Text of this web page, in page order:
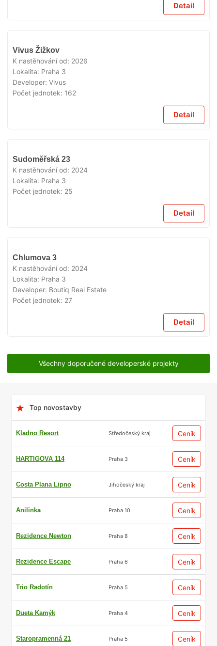
Detail
Vivus Žižkov
K nastěhování od: 2026
Lokalita: Praha 3
Developer: Vivus
Počet jednotek: 162
Detail
Sudoměřská 23
K nastěhování od: 2024
Lokalita: Praha 3
Počet jednotek: 25
Detail
Chlumova 3
K nastěhování od: 2024
Lokalita: Praha 3
Developer: Boutiq Real Estate
Počet jednotek: 27
Detail
Všechny doporučené developerské projekty
Top novostavby
Kladno Resort Středočeský kraj Ceník
HARTIGOVA 114 Praha 3 Ceník
Costa Plana Lipno Jihočeský kraj Ceník
Anilinka Praha 10 Ceník
Rezidence Newton Praha 8 Ceník
Rezidence Escape Praha 6 Ceník
Trio Radotín Praha 5 Ceník
Dueta Kamýk Praha 4 Ceník
Staropramenná 21 Praha 5 Ceník